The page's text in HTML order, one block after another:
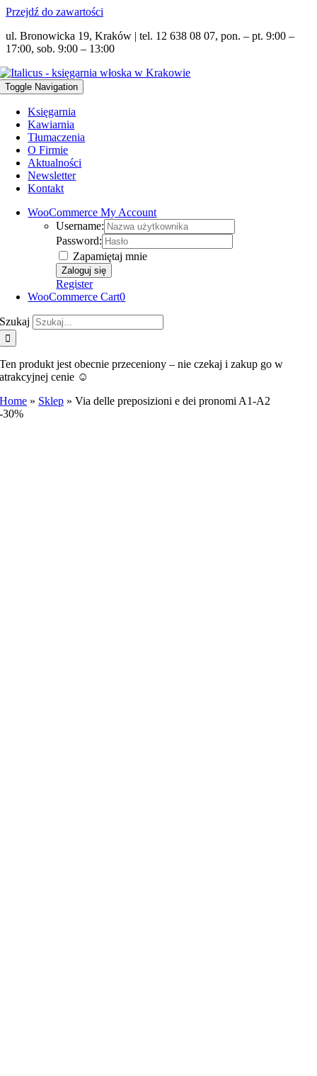
Przejdź do zawartości
ul. Bronowicka 19, Kraków | tel. 12 638 08 07, pon. – pt. 9:00 –
17:00, sob. 9:00 – 13:00
Toggle Navigation
Księgarnia
Kawiarnia
Tłumaczenia
O Firmie
Aktualności
Newsletter
Kontakt
WooCommerce My Account
Username:
Password:
Zapamiętaj mnie
Register
WooCommerce Cart0
Szukaj
Ten produkt jest obecnie przeceniony – nie czekaj i zakup go w
atrakcyjnej cenie ☺️
Home » Sklep »Via delle preposizioni e dei pronomi A1-A2
-30%